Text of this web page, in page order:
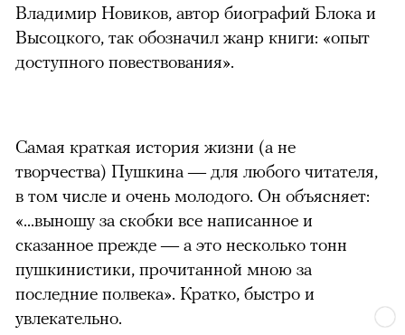
Владимир Новиков, автор биографий Блока и
Высоцкого, так обозначил жанр книги: «опыт
доступного повествования».
Самая краткая история жизни (а не
творчества) Пушкина — для любого читателя,
в том числе и очень молодого. Он объясняет:
«...выношу за скобки все написанное и
сказанное прежде — а это несколько тонн
пушкинистики, прочитанной мною за
последние полвека». Кратко, быстро и
увлекательно.